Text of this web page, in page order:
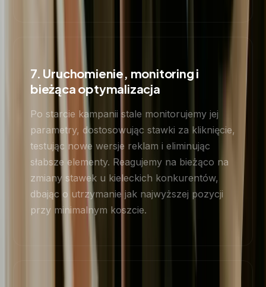
7. Uruchomienie, monitoring i
bieżąca optymalizacja
Po starcie kampanii stale monitorujemy jej
parametry, dostosowując stawki za kliknięcie,
testując nowe wersje reklam i eliminując
słabsze elementy. Reagujemy na bieżąco na
zmiany stawek u kieleckich konkurentów,
dbając o utrzymanie jak najwyższej pozycji
przy minimalnym koszcie.